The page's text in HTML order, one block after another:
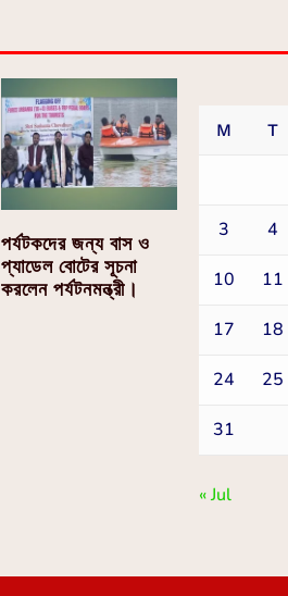
পর্যটকদের জন্য বাস ও
প্যাডেল বোটের সূচনা
করলেন পর্যটনমন্ত্রী।
M T
3 4
10 11
17 18
24 25
31
« Jul